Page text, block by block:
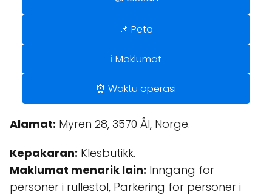
📌 Peta
ℹ️ Maklumat
⏰ Waktu operasi
Alamat: Myren 28, 3570 Ål, Norge.
Kepakaran: Klesbutikk.
Maklumat menarik lain: Inngang for
personer i rullestol, Parkering for personer i